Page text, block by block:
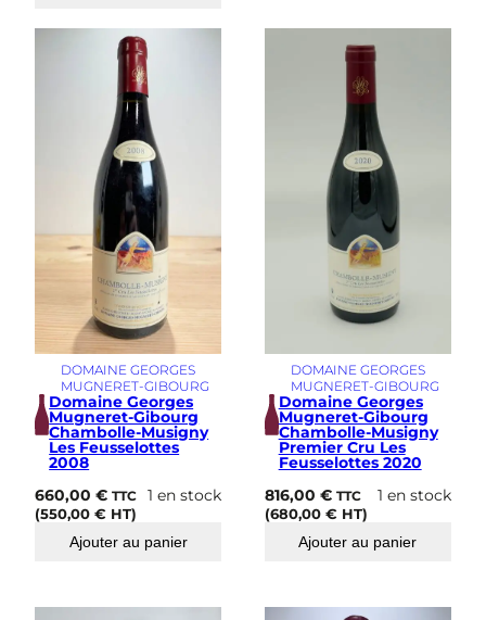
DOMAINE GEORGES
MUGNERET-GIBOURG
Domaine Georges
Mugneret-Gibourg
Chambolle-Musigny
Les Feusselottes
2008
660,00€ TTC
(550,00€ HT)
1 en stock
Ajouter au panier
DOMAINE GEORGES
MUGNERET-GIBOURG
Domaine Georges
Mugneret-Gibourg
Chambolle-Musigny
Premier Cru Les
Feusselottes 2020
816,00 € TTC
(680,00 €HT)
1 en stock
Ajouter au panier